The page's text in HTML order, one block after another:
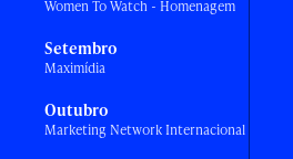
Women To Watch - Homenagem
Setembro
Maximídia
Outubro
Marketing Network Internacional